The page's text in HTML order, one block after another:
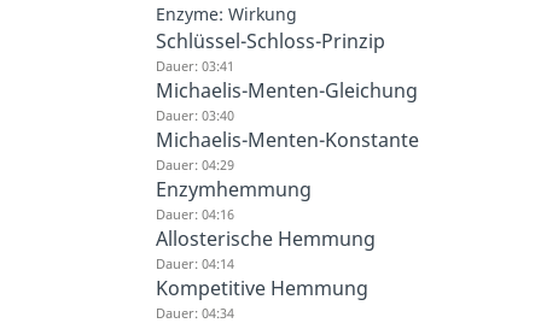
Enzyme: Wirkung
Schlüssel-Schloss-Prinzip
Dauer: 03:41
Michaelis-Menten-Gleichung
Dauer: 03:40
Michaelis-Menten-Konstante
Dauer: 04:29
Enzymhemmung
Dauer: 04:16
Allosterische Hemmung
Dauer: 04:14
Kompetitive Hemmung
Dauer: 04:34